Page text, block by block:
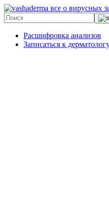
все о вирусных
Расшифровка анализов
Записаться к